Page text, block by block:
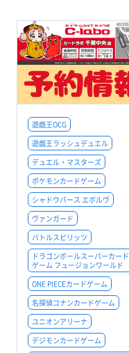
遊戯王OCG
遊戯王ラッシュデュエル
デュエル・マスターズ
ポケモンカードゲーム
シャドウバース エボルヴ
ヴァンガード
バトルスピリッツ
ドラゴンボールスーパーカード
ゲーム フュージョンワールド
ONE PIECEカードゲーム
名探偵コナンカードゲーム
ユニオンアリーナ
デジモンカードゲーム